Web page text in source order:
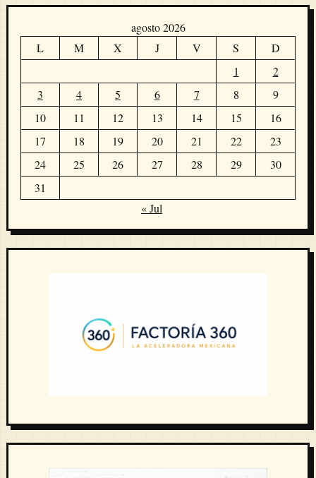
agosto 2026
L
M X J V S
D
1
2
3
4 5 6 7 8
9
10
11 12 13 14 15
16
17
18 19 20 21 22
23
24
25 26 27 28 29
30
31
« Jul